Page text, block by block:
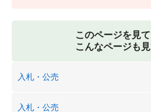
このページを見
こんなページも
入札・公売
入札・公売